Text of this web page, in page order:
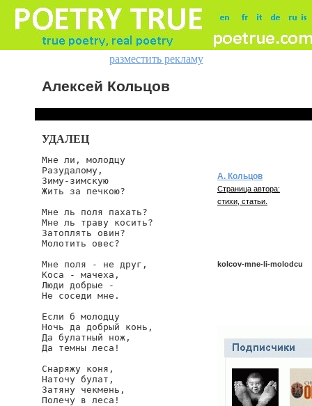
разместить рекламу
Алексей Кольцов
УДАЛЕЦ
Мне ли, молодцу
Разудалому,
Зиму-зимскую
Жить за печкою?
Мне ль поля пахать?
Мне ль траву косить?
Затоплять овин?
Молотить овес?
Мне поля - не друг,
Коса - мачеха,
Люди добрые -
Не соседи мне.
Если б молодцу
Ночь да добрый конь,
Да булатный нож,
Да темны леса!
Снаряжу коня,
Наточу булат,
Затяну чекмень,
Полечу в леса!
А. Кольцов
Страница автора:
стихи, статьи.
kolcov-mne-li-molodcu